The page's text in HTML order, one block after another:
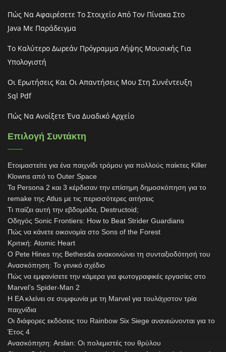
Πώς Να Αφαιρέσετε Το Στοιχείο Από Τον Πίνακα Στο
Java Με Παράδειγμα
Το Καλύτερο Δωρεάν Πρόγραμμα Λήψης Μουσικής Για
Υπολογιστή
Οι Ερωτήσεις Και Οι Απαντήσεις Μου Στη Συνέντευξη
Sql Pdf
Πώς Να Ανοίξετε Ένα Δυαδικό Αρχείο
Επιλογή Συντάκτη
Ετοιμαστείτε για ένα παιχνίδι τρόμου για πολλούς παίκτες Killer
Klowns από το Outer Space
Τα Persona 2 και 3 κέρδισαν την επίσημη δημοσκόπηση για το
remake της Atlus με τις περισσότερες αιτήσεις
Τι παίζει αυτή την εβδομάδα, Destructoid;
Οδηγός Sonic Frontiers: How to Beat Strider Guardians
Πώς να κάνετε οικονομία στο Sons of the Forest
Κριτική: Atomic Heart
Ο Pete Hines της Bethesda ανακοινώνει τη συνταξιοδότησή του
Ανασκόπηση: Το γενικό σχέδιο
Πώς να εμφανίσετε την κάμερα για φωτογραφικές εργασίες στο
Marvel’s Spider-Man 2
Η EA κλείνει σε συμφωνία με τη Marvel για τουλάχιστον τρία
παιχνίδια
Οι διάφορες εκδόσεις του Rainbow Six Siege ανανεώνονται για το
Έτος 4
Ανασκόπηση: Arslan: Οι πολεμιστές του θρύλου